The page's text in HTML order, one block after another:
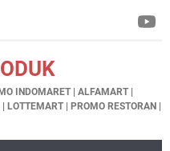
INDOMARET | ALFAMART |
| PROMO RESTORAN |